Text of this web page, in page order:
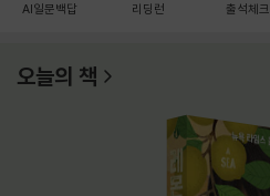
AI일문백답 리딩런 출석체크
오늘의 책